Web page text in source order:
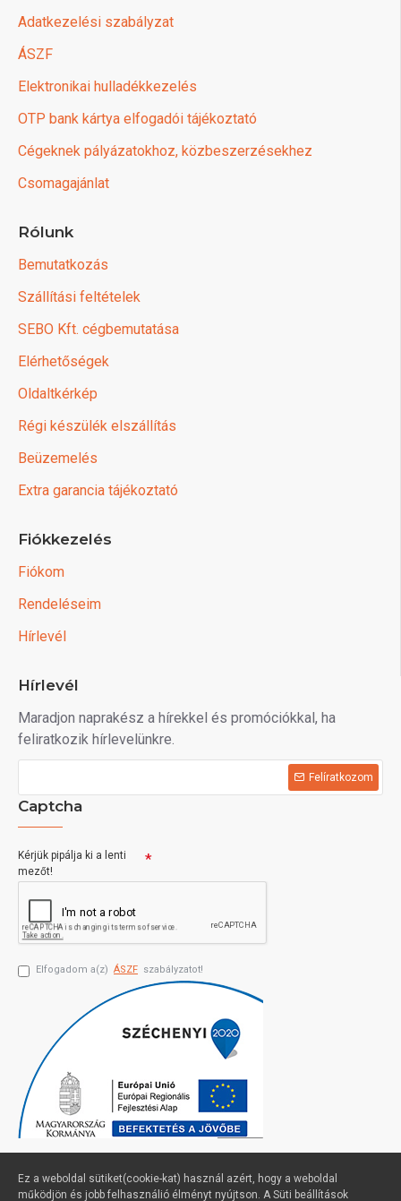
Adatkezelési szabályzat
ÁSZF
Elektronikai hulladékkezelés
OTP bank kártya elfogadói tájékoztató
Cégeknek pályázatokhoz, közbeszerzésekhez
Csomagajánlat
Rólunk
Bemutatkozás
Szállítási feltételek
SEBO Kft. cégbemutatása
Elérhetőségek
Oldaltkérkép
Régi készülék elszállítás
Beüzemelés
Extra garancia tájékoztató
Fiókkezelés
Fiókom
Rendeléseim
Hírlevél
Hírlevél
Maradjon naprakész a hírekkel és promóciókkal, ha
feliratkozik hírlevelünkre.
Felíratkozom
Captcha
Kérjük pipálja ki a lenti
mezőt!
Elfogadom a(z) ÁSZF szabályzatot!
Ez a weboldal sütiket(cookie-kat) használ azért, hogy a weboldal
működjön és jobb felhasználió élményt nyújtson. A Süti beállítások